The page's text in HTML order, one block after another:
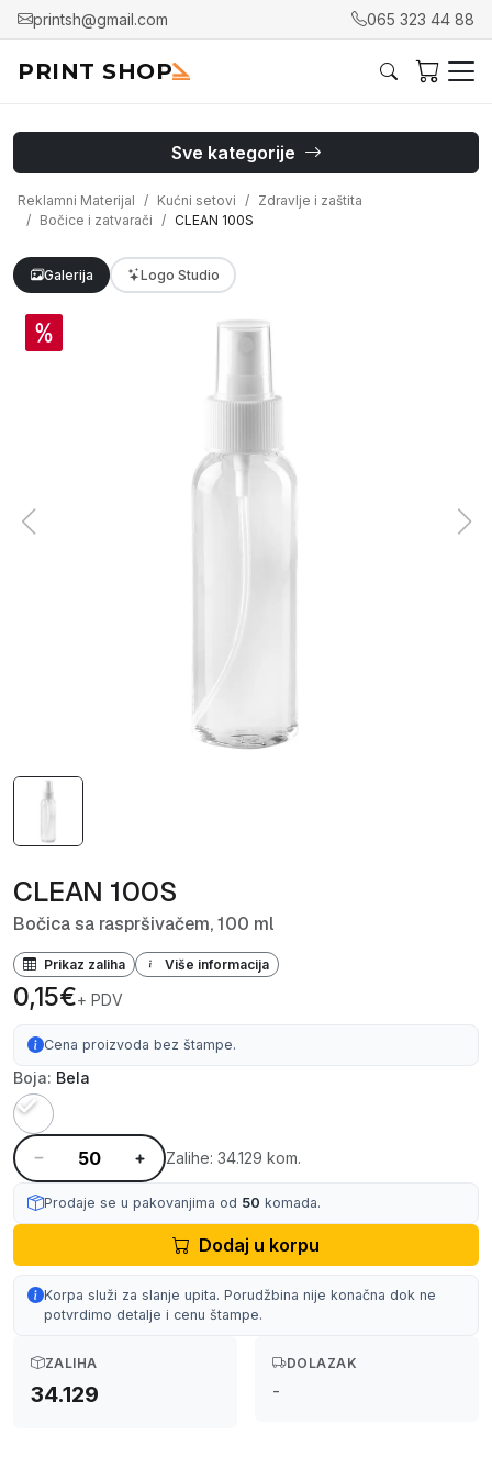
printsh@gmail.com 065 323 44 88
PRINT SHOP
Sve kategorije
Reklamni Materijal Kućni setovi
Zdravlje i zaštita
Bočice i zatvarači
CLEAN 100S
Galerija Logo Studio
CLEAN 100S
Bočica sa raspršivačem, 100 ml
Prikaz zaliha Više informacija
0,15€+ PDV
Cena proizvoda bez štampe.
Boja: Bela
Zalihe: 34.129 kom.
Prodaje se u pakovanjima od 50 komada.
Dodaj u korpu
Korpa služi za slanje upita. Porudžbina nije konačna dok ne
potvrdimo detalje i cenu štampe.
ZALIHA
34.129
DOLAZAK
-